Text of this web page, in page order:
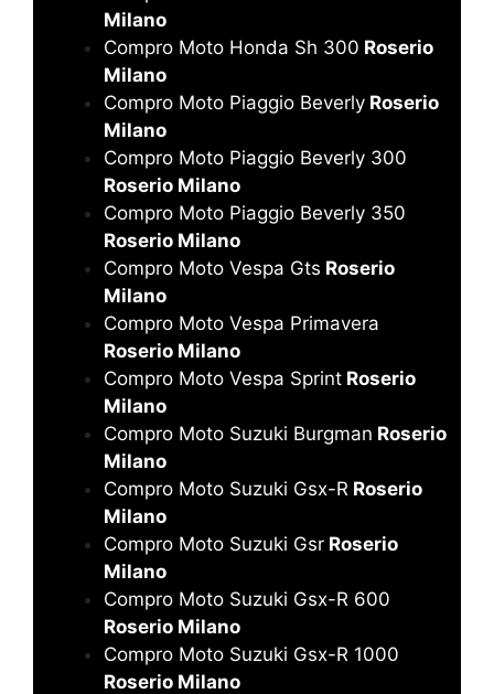
Milano
Compro Moto Honda Sh 300 Roserio
Milano
Compro Moto Piaggio Beverly Roserio
Milano
Compro Moto Piaggio Beverly 300
Roserio Milano
Compro Moto Piaggio Beverly 350
Roserio Milano
Compro Moto Vespa Gts Roserio
Milano
Compro Moto Vespa Primavera
Roserio Milano
Compro Moto Vespa Sprint Roserio
Milano
Compro Moto Suzuki Burgman Roserio
Milano
Compro Moto Suzuki Gsx-R Roserio
Milano
Compro Moto Suzuki Gsr Roserio
Milano
Compro Moto Suzuki Gsx-R 600
Roserio Milano
Compro Moto Suzuki Gsx-R 1000
Roserio Milano